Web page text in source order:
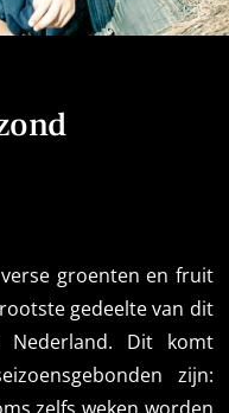
groenten en fruit
gedeelte van dit
Dit komt
zijn: